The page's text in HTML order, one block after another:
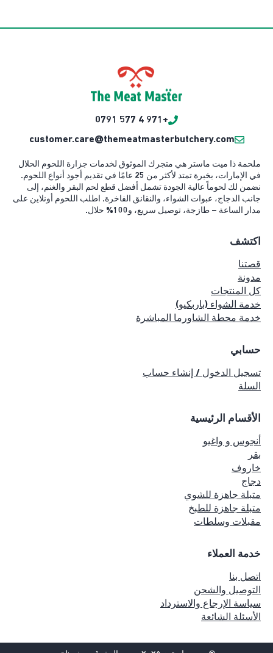
+971 4 577 0791
customer.care@themeatmasterbutchery.com
ملحمة ذا ميت ماستر هي متجرك الموثوق لخدمات جزارة اللحوم الحلال
في الإمارات، بخبرة تمتد لأكثر من 25 عامًا في تقديم أجود أنواع اللحوم.
نضمن لك لحوماً عالية الجودة تشمل أفضل قطع لحم البقر والغنم، إلى
جانب الدجاج، عبوات الشواء، والنقانق الفاخرة. اطلب اللحوم أونلاين على
مدار الساعة – طازجة، توصيل سريع، و100% حلال.
اكتشف
قصتنا
مدونة
كل المنتجات
خدمة الشواء (باربكيو)
خدمة محطة الشاورما المباشرة
حسابي
تسجيل الدخول / إنشاء حساب
السلة
الأقسام الرئيسية
أنجوس و واغيو
بقر
خاروف
دجاج
متبلة جاهزة للشوي
متبلة جاهزة للطبخ
مقبلات وسلطات
خدمة العملاء
اتصل بنا
التوصيل والشحن
سياسة الإرجاع والاسترداد
الأسئلة الشائعة